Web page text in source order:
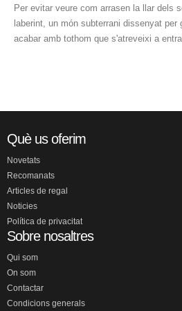
Per evitar veure com arrasen la llar dels
laberint, un món subterrani dissenyat
acabar amb tothom que s'atreveixi a
Què us oferim
Novetats
Recomanats
Articles de regal
Noticies
Política de privacitat
Sobre nosaltres
Qui som
On som
Contactar
Condicions generals